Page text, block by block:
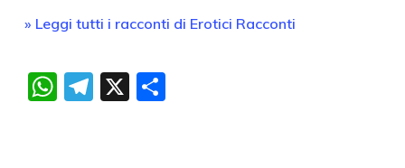
» Leggi tutti i racconti di Erotici Racconti
WhatsApp
Telegram
X Condividi